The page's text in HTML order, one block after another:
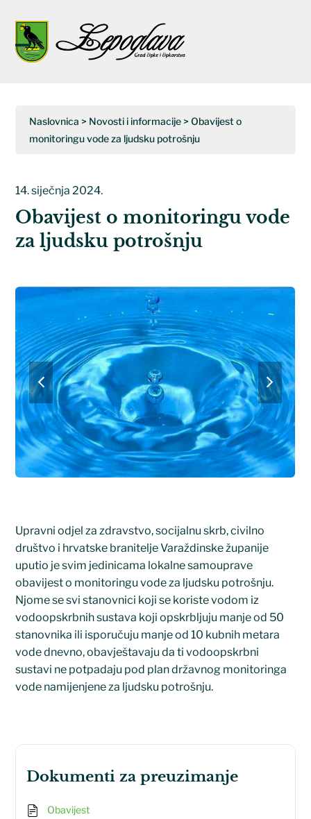
Ova
web
stranica
Open
Close
Naslovnica > Novosti i informacije >Obavijest o
monitoringu vode za ljudsku potrošnju
14. siječnja 2024.
Obavijest o monitoringu vode
za ljudsku potrošnju
previous
slide
next
slide
Upravni odjel za zdravstvo, socijalnu skrb, civilno
društvo i hrvatske branitelje Varaždinske županije
uputio je svim jedinicama lokalne samouprave
obavijest o monitoringu vode za ljudsku potrošnju.
Njome se svi stanovnici koji se koriste vodom iz
vodoopskrbnih sustava koji opskrbljuju manje od 50
stanovnika ili isporučuju manje od 10 kubnih metara
vode dnevno, obavještavaju da ti vodoopskrbni
sustavi ne potpadaju pod plan državnog monitoringa
vode namijenjene za ljudsku potrošnju.
dokumenti za preuzimanje
Obavijest